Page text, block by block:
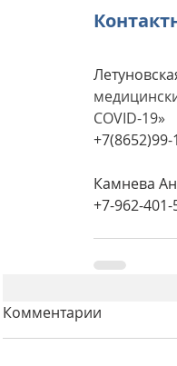
COVID-19»
Камнева
+7-962-401-
Комментарии